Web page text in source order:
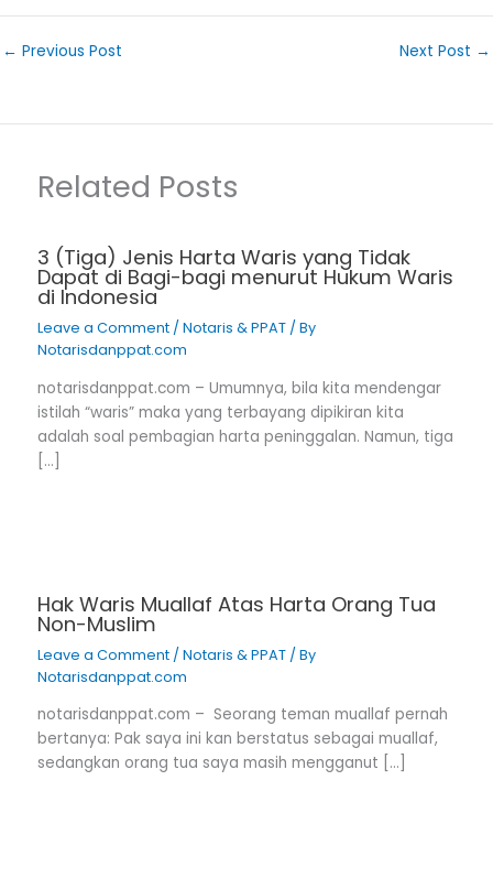
← Previous Post Next Post →
Related Posts
3 (Tiga) Jenis Harta Waris yang Tidak
Dapat di Bagi-bagi menurut Hukum Waris
di Indonesia
Leave a Comment /Notaris & PPAT / By
Notarisdanppat.com
notarisdanppat.com – Umumnya, bila kita mendengar
istilah “waris” maka yang terbayang dipikiran kita
adalah soal pembagian harta peninggalan. Namun, tiga
[…]
Hak Waris Muallaf Atas Harta Orang Tua
Non-Muslim
Leave a Comment /Notaris & PPAT / By
Notarisdanppat.com
notarisdanppat.com – Seorang teman muallaf pernah
bertanya: Pak saya ini kan berstatus sebagai muallaf,
sedangkan orang tua saya masih mengganut […]